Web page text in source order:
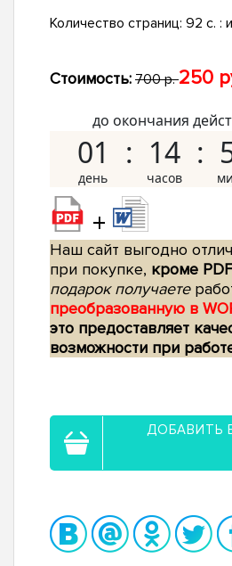
Количество страниц: 92 с. :
Стоимость: 700 р.250
до окончания
01 14
+
Наш сайт выгодно
при покупке, кроме
подарок получаете
преобразованную в
это предоставляет
возможности при
ДОБАВИТЬ